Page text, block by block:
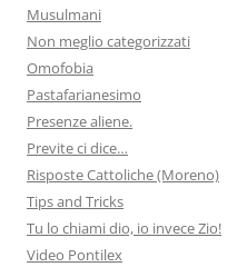
Musulmani
Non meglio categorizzati
Omofobia
Pastafarianesimo
Presenze aliene.
Previte ci dice…
Risposte Cattoliche (Moreno)
Tips and Tricks
Tu lo chiami dio, io invece Zio!
Video Pontilex